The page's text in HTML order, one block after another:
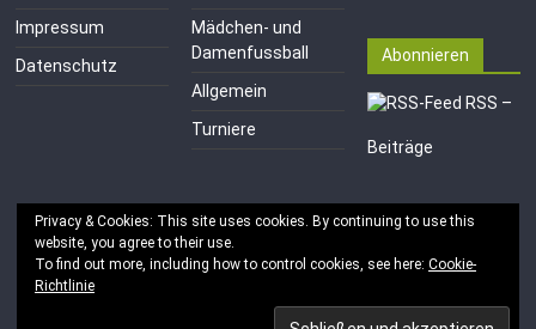
Impressum
Datenschutz
Mädchen- und
Damenfussball
Allgemein
Turniere
Abonnieren
RSS –
Beiträge
Privacy & Cookies: This site uses cookies. By continuing to use this
website, you agree to their use.
To find out more, including how to control cookies, see here: Cookie-
Richtlinie
Copyright © 2026